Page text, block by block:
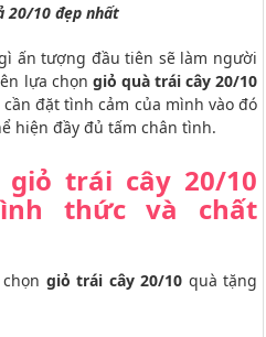
20/10 đẹp nhất
ấn tượng đầu tiên sẽ làm người
lựa chọn giỏ quà trái cây 20/10
đặt tình cảm của mình vào đó
hiện đầy đủ tấm chân tình.
giỏ trái cây 20/10
thức và chất
giỏ trái cây 20/10 quà tặng